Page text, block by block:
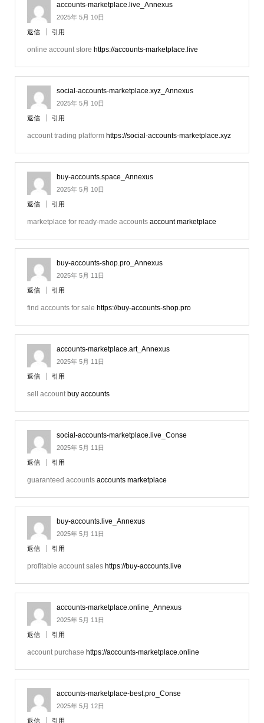
accounts-marketplace.live_Annexus
2025年 5月 10日
返信 引用
online account store https://accounts-marketplace.live
social-accounts-marketplace.xyz_Annexus
2025年 5月 10日
返信 引用
account trading platform https://social-accounts-marketplace.xyz
buy-accounts.space_Annexus
2025年 5月 10日
返信 引用
marketplace for ready-made accounts account marketplace
buy-accounts-shop.pro_Annexus
2025年 5月 11日
返信 引用
find accounts for sale https://buy-accounts-shop.pro
accounts-marketplace.art_Annexus
2025年 5月 11日
返信 引用
sell account buy accounts
social-accounts-marketplace.live_Conse
2025年 5月 11日
返信 引用
guaranteed accounts accounts marketplace
buy-accounts.live_Annexus
2025年 5月 11日
返信 引用
profitable account sales https://buy-accounts.live
accounts-marketplace.online_Annexus
2025年 5月 11日
返信 引用
account purchase https://accounts-marketplace.online
accounts-marketplace-best.pro_Conse
2025年 5月 12日
返信 引用